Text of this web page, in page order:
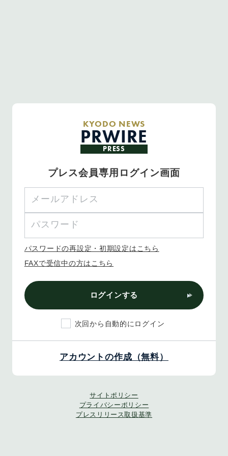
KYODO NEWS
PRWIRE
PRESS
プレス会員専用ログイン画面
パスワードの再設定・初期設定はこちら
FAXで受信中の方はこちら
ログインする
次回から自動的にログイン
アカウントの作成（無料）
サイトポリシー
プライバシーポリシー
プレスリリース取扱基準